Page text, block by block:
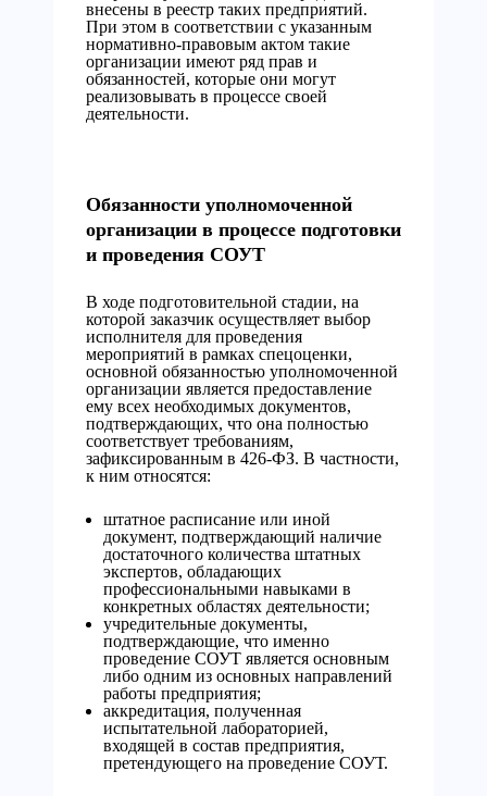
внесены в реестр таких предприятий.
При этом в соответствии с указанным
нормативно-правовым актом такие
организации имеют ряд прав и
обязанностей, которые они могут
реализовывать в процессе своей
деятельности.
Обязанности уполномоченной
организации в процессе подготовки
и проведения СОУТ
В ходе подготовительной стадии, на
которой заказчик осуществляет выбор
исполнителя для проведения
мероприятий в рамках спецоценки,
основной обязанностью уполномоченной
организации является предоставление
ему всех необходимых документов,
подтверждающих, что она полностью
соответствует требованиям,
зафиксированным в 426-ФЗ. В частности,
к ним относятся:
штатное расписание или иной
документ, подтверждающий наличие
достаточного количества штатных
экспертов, обладающих
профессиональными навыками в
конкретных областях деятельности;
учредительные документы,
подтверждающие, что именно
проведение СОУТ является основным
либо одним из основных направлений
работы предприятия;
аккредитация, полученная
испытательной лабораторией,
входящей в состав предприятия,
претендующего на проведение СОУТ.